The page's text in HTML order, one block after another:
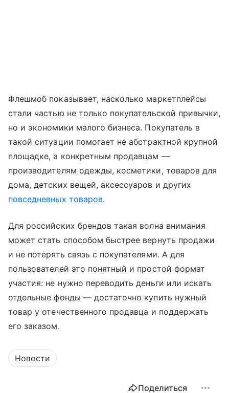
Флешмоб показывает, насколько маркетплейсы
стали частью не только покупательской привычки,
но и экономики малого бизнеса. Покупатель в
такой ситуации помогает не абстрактной крупной
площадке, а конкретным продавцам —
производителям одежды, косметики, товаров для
дома, детских вещей, аксессуаров и других
повседневных товаров.
Для российских брендов такая волна внимания
может стать способом быстрее вернуть продажи
и не потерять связь с покупателями. А для
пользователей это понятный и простой формат
участия: не нужно переводить деньги или искать
отдельные фонды — достаточно купить нужный
товар у отечественного продавца и поддержать
его заказом.
Новости
Поделиться